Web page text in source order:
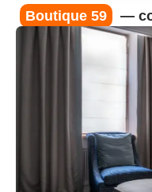
Boutique 59 —